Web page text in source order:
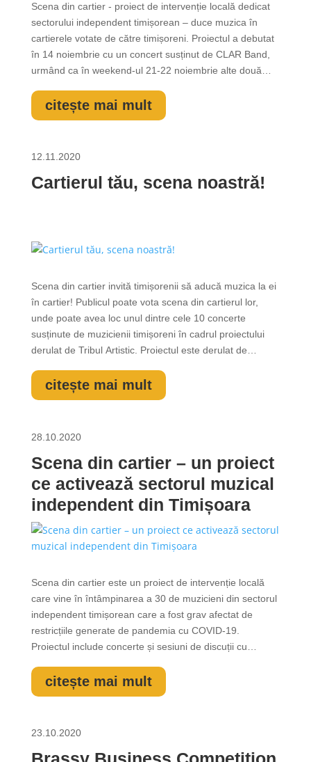
Scena din cartier - proiect de intervenție locală dedicat
sectorului independent timișorean – duce muzica în
cartierele votate de către timișoreni. Proiectul a debutat
în 14 noiembrie cu un concert susținut de CLAR Band,
urmând ca în weekend-ul 21-22 noiembrie alte două
and The Groovemakers va concerta în Ciarda Roșie, iar
trupa The...
citește mai mult
12.11.2020
Cartierul tău, scena noastră!
Scena din cartier invită timișorenii să aducă muzica la ei
în cartier! Publicul poate vota scena din cartierul lor,
unde poate avea loc unul dintre cele 10 concerte
susținute de muzicienii timișoreni în cadrul proiectului
derulat de Tribul Artistic. Proiectul este derulat de
finanțare în valoare de 14.950 euro, prin programul
Active...
citește mai mult
28.10.2020
Scena din cartier – un proiect
ce activează sectorul muzical
independent din Timișoara
Scena din cartier este un proiect de intervenție locală
care vine în întâmpinarea a 30 de muzicieni din sectorul
independent timișorean care a fost grav afectat de
restricțiile generate de pandemia cu COVID-19.
Proiectul include concerte și sesiuni de discuții cu
soluții de susținere a sectorului independent în timpul
pandemiei și se...
citește mai mult
23.10.2020